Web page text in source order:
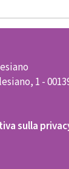
1 -
sulla